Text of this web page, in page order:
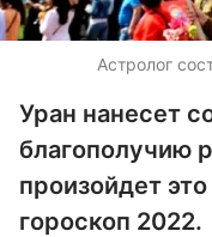
Астролог
Уран нанесет
благополучию
произойдет
гороскоп 2022.